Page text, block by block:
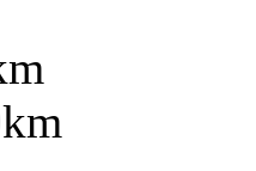
km